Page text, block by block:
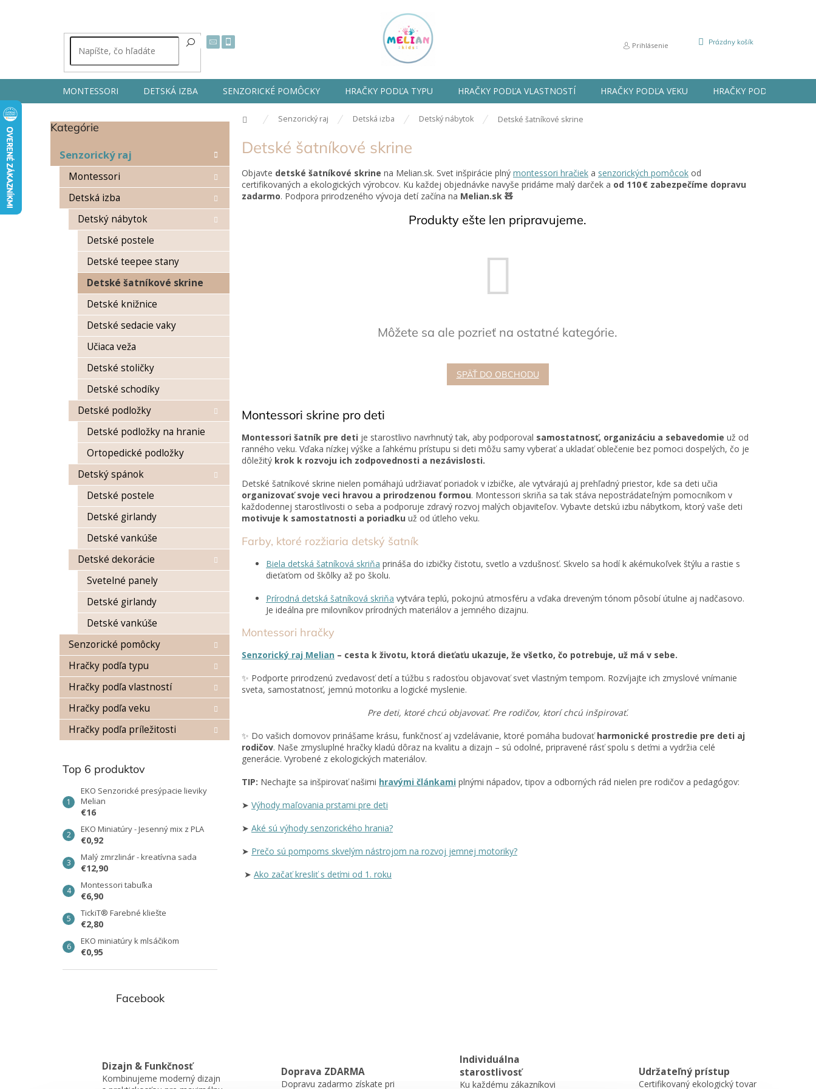
Prihlásenie
NÁKUPNÝ
Prázdny košík
MONTESSORI DETSKÁ IZBA SENZORICKÉ POMÔCKY HRAČKY PODĽA TYPU HRAČKY PODĽA VLASTNOSTÍ HRAČKY PODĽA VEKU HRAČKY PODĽA
Domov Senzorický raj Detská izba Detský nábytok Detské šatníkové skrine
B
Preskočiť
Kategórie
Senzorický raj
Montessori
Detská izba
Detský nábytok
Detské postele
Detské teepee stany
Detské šatníkové skrine
Detské knižnice
Detské sedacie vaky
Učiaca veža
Detské stoličky
Detské schodíky
Detské podložky
Detské podložky na hranie
Ortopedické podložky
Detský spánok
Detské postele
Detské girlandy
Detské vankúše
Detské dekorácie
Svetelné panely
Detské girlandy
Detské vankúše
Senzorické pomôcky
Hračky podľa typu
Hračky podľa vlastností
Hračky podľa veku
Hračky podľa príležitosti
Top 6 produktov
EKO Senzorické presýpacie lieviky
Melian
€16
EKO Miniatúry - Jesenný mix z PLA
€0,92
Malý zmrzlinár - kreatívna sada
€12,90
Montessori tabuľka
€6,90
TickiT® Farebné kliešte
€2,80
EKO miniatúry k mlsáčikom
€0,95
Facebook
Detské šatníkové skrine
Objavte detské šatníkové skrine na Melian.sk. Svet inšpirácie plný montessori hračiek a senzorických pomôcok od
certifikovaných a ekologických výrobcov. Ku každej objednávke navyše pridáme malý darček a od 110 € zabezpečíme dopravu
zadarmo. Podpora prirodzeného vývoja detí začína na Melian.sk 🧸
Produkty ešte len pripravujeme.
Môžete sa ale pozrieť na ostatné kategórie.
SPÄŤ DO OBCHODU
Montessori skrine pro deti
Montessori šatník pre deti je starostlivo navrhnutý tak, aby podporoval samostatnosť, organizáciu a sebavedomie už od
ranného veku. Vďaka nízkej výške a ľahkému prístupu si deti môžu samy vyberať a ukladať oblečenie bez pomoci dospelých, čo je
dôležitý krok k rozvoju ich zodpovednosti a nezávislosti.
Detské šatníkové skrine nielen pomáhajú udržiavať poriadok v izbičke, ale vytvárajú aj prehľadný priestor, kde sa deti učia
organizovať svoje veci hravou a prirodzenou formou. Montessori skriňa sa tak stáva nepostrádateľným pomocníkom v
každodennej starostlivosti o seba a podporuje zdravý rozvoj malých objaviteľov. Vybavte detskú izbu nábytkom, ktorý vaše deti
motivuje k samostatnosti a poriadku už od útleho veku.
Farby, ktoré rozžiaria detský šatník
Biela detská šatníková skriňa prináša do izbičky čistotu, svetlo a vzdušnosť. Skvelo sa hodí k akémukoľvek štýlu a rastie s
dieťaťom od škôlky až po školu.
Prírodná detská šatníková skriňa vytvára teplú, pokojnú atmosféru a vďaka dreveným tónom pôsobí útulne aj nadčasovo.
Je ideálna pre milovníkov prírodných materiálov a jemného dizajnu.
Montessori hračky
Senzorický raj Melian – cesta k životu, ktorá dieťaťu ukazuje, že všetko, čo potrebuje, už má v sebe.
✨ Podporte prirodzenú zvedavosť detí a túžbu s radosťou objavovať svet vlastným tempom. Rozvíjajte ich zmyslové vnímanie
sveta, samostatnosť, jemnú motoriku a logické myslenie.
Pre deti, ktoré chcú objavovať. Pre rodičov, ktorí chcú inšpirovať.
✨ Do vašich domovov prinášame krásu, funkčnosť aj vzdelávanie, ktoré pomáha budovaťharmonické prostredie pre deti aj
rodičov. Naše zmysluplné hračky kladú dôraz na kvalitu a dizajn – sú odolné, pripravené rásť spolu s deťmi a vydržia celé
generácie. Vyrobené z ekologických materiálov.
TIP: Nechajte sa inšpirovať našimi hravými článkami plnými nápadov, tipov a odborných rád nielen pre rodičov a pedagógov:
➤ Výhody maľovania prstami pre deti
➤ Aké sú výhody senzorického hrania?
➤ Prečo sú pompoms skvelým nástrojom na rozvoj jemnej motoriky?
➤ Ako začať kresliť s deťmi od 1. roku
Dizajn & Funkčnosť
Kombinujeme moderný dizajn
Doprava ZDARMA
Dopravu zadarmo získate pri
Individuálna
starostlivosť
Ku každému zákazníkovi
Udržateľný prístup
Certifikovaný ekologický tovar